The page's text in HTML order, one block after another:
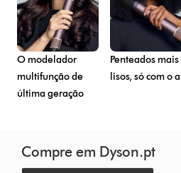
O modelador
multifunção de
última geração
Penteados mais
lisos, só com o
Compre em Dyson.pt